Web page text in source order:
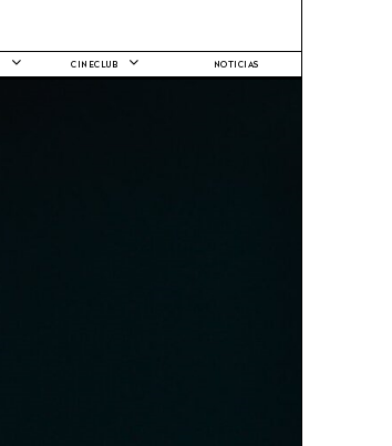
CINECLUB NOTICIAS